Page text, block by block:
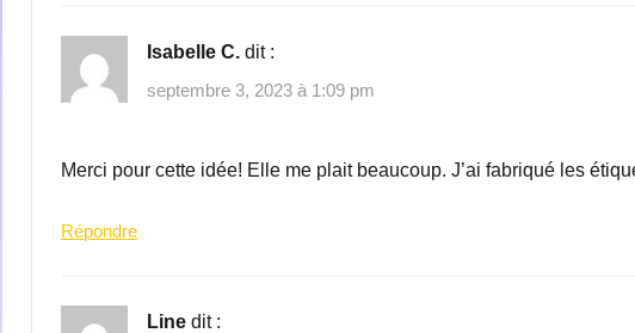
Isabelle C. dit :
septembre 3, 2023 à 1:09 pm
Merci pour cette idée! Elle me plait beaucoup. J’ai fabriqué les
Répondre
Line dit :